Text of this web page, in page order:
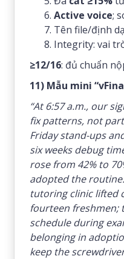
Active voice;
Tên file/định
Integrity: vai
≥12/16: đủ chuẩn
11) Mẫu mini
“At 6:57 a.m., our
fix patterns, not
Friday stand-ups
six weeks debug
rose from 42% to
adopted the
tutoring clinic lifted
fourteen freshmen;
schedule during
belonging in
keep the